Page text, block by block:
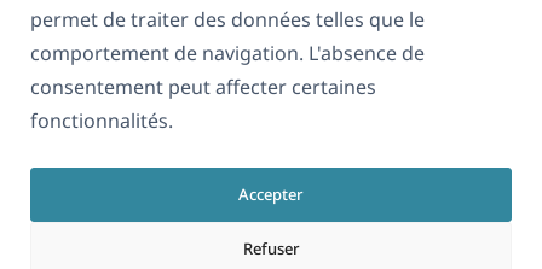
permet de traiter des données telles que le
comportement de navigation. L'absence de
consentement peut affecter certaines
fonctionnalités.
Accepter
Refuser
Français
RGPD & Politique de confidentialité
Rejoignez notre équipe
fenêtre)
dans
une
nouvelle
fenêtre)
dans
une
nouvelle
fenêtre)
dans
nouvelle